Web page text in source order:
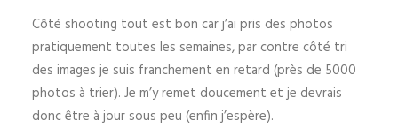
Côté shooting tout est bon car j’ai pris des photos
pratiquement toutes les semaines, par contre côté tri
des images je suis franchement en retard (près de 5000
photos à trier). Je m’y remet doucement et je devrais
donc être à jour sous peu (enfin j’espère).